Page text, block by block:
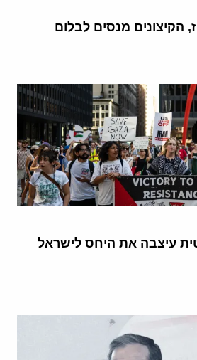
הקיצונים מנסים לבלום
עיצבה את היחס לישראל